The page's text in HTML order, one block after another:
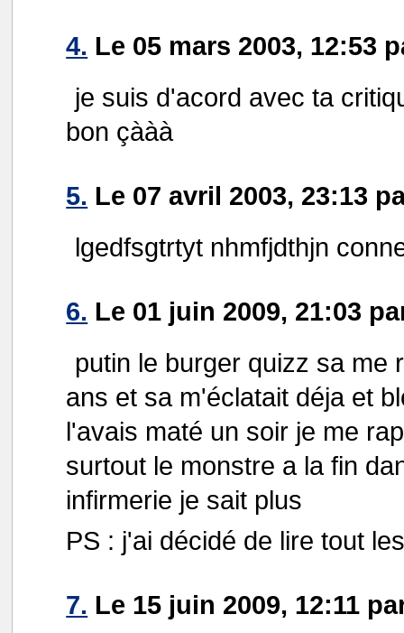
4. Le 05 mars 2003, 12:53
je suis d'acord avec ta
bon çààà
5. Le 07 avril 2003, 23:13
lgedfsgtrtyt nhmfjdthjn
6. Le 01 juin 2009, 21:03
putin le burger quizz sa me
ans et sa m'éclatait déja et
l'avais maté un soir je me
surtout le monstre a la fin
infirmerie je sait plus
PS : j'ai décidé de lire tout
7. Le 15 juin 2009, 12:11